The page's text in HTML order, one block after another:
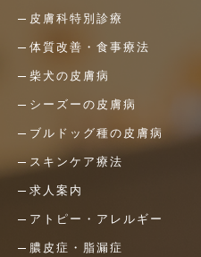
皮膚科特別診療
体質改善・食事療法
柴犬の皮膚病
シーズーの皮膚病
ブルドッグ種の皮膚病
スキンケア療法
求人案内
アトピー・アレルギー
膿皮症・脂漏症